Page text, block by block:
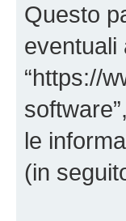
Questo
eventuali
“https://
le
(in